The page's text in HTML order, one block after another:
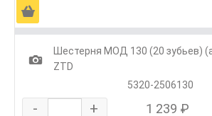
Ä
1
Шестерня МОД 130 (20 зубьев)
ZTD
5320-2506130
- + 1 239 ₽